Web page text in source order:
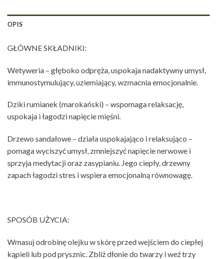
OPIS
GŁÓWNE SKŁADNIKI:
Wetyweria – głęboko odpręża, uspokaja nadaktywny umysł,
immunostymulujący, uziemiający, wzmacnia emocjonalnie.
Dziki rumianek (marokański) – wspomaga relaksację,
uspokaja i łagodzi napięcie mięśni.
Drzewo sandałowe – działa uspokajająco i relaksująco –
pomaga wyciszyć umysł, zmniejszyć napięcie nerwowe i
sprzyja medytacji oraz zasypianiu. Jego ciepły, drzewny
zapach łagodzi stres i wspiera emocjonalną równowagę.
SPOSÓB UŻYCIA:
Wmasuj odrobinę olejku w skórę przed wejściem do ciepłej
kąpieli lub pod prysznic. Zbliż dłonie do twarzy i weź trzy